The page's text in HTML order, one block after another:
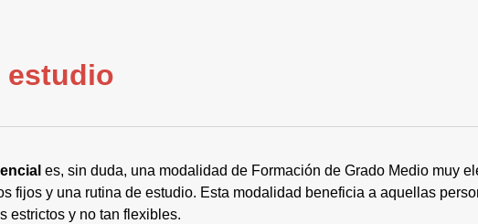
estudio
es, sin duda, una modalidad de Formación de Grado Medio muy
fijos y una rutina de estudio. Esta modalidad beneficia a aquellas
estrictos y no tan flexibles.